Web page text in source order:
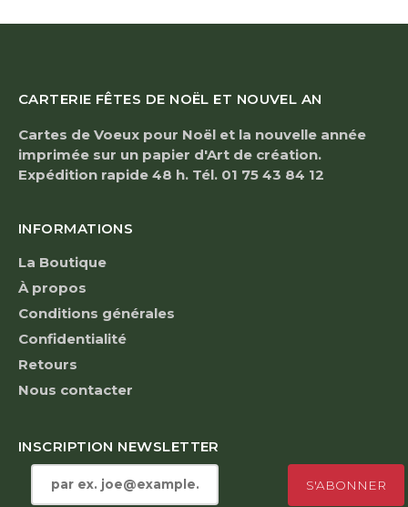
CARTERIE FÊTES DE NOËL ET NOUVEL AN
Cartes de Voeux pour Noël et la nouvelle année
imprimée sur un papier d'Art de création.
Expédition rapide 48 h. Tél. 01 75 43 84 12
INFORMATIONS
La Boutique
À propos
Conditions générales
Confidentialité
Retours
Nous contacter
INSCRIPTION NEWSLETTER